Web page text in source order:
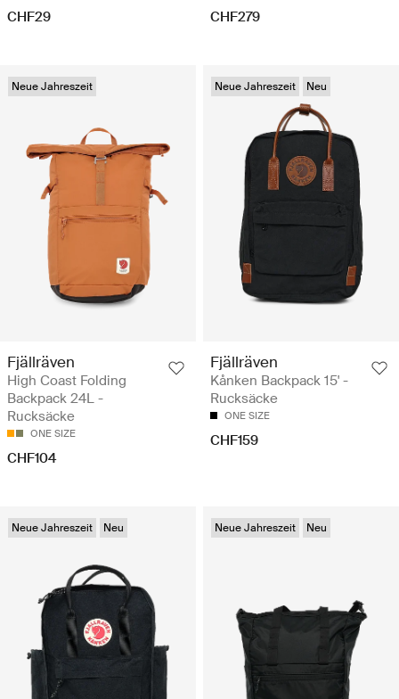
CHF29 CHF279
Neue Jahreszeit
Fjällräven
High Coast Folding
Backpack 24L -
Rucksäcke
ONE SIZE
CHF104
Neue Jahreszeit Neu
Fjällräven
Kånken Backpack 15' -
Rucksäcke
ONE SIZE
CHF159
Neue Jahreszeit Neu Neue Jahreszeit Neu